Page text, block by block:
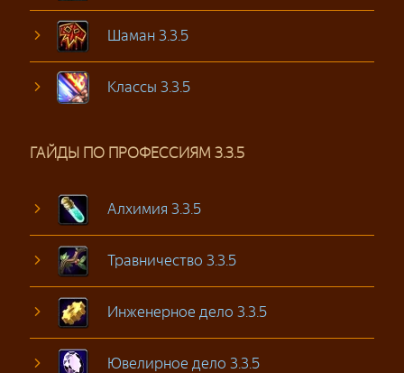
Шаман 3.3.5
Классы 3.3.5
ГАЙДЫ ПО ПРОФЕССИЯМ 3.3.5
Алхимия 3.3.5
Травничество 3.3.5
Инженерное дело 3.3.5
Ювелирное дело 3.3.5